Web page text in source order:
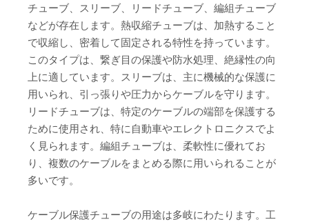
チューブ、スリーブ、リードチューブ、編組チューブ
などが存在します。熱収縮チューブは、加熱すること
で収縮し、密着して固定される特性を持っています。
このタイプは、繋ぎ目の保護や防水処理、絶縁性の向
上に適しています。スリーブは、主に機械的な保護に
用いられ、引っ張りや圧力からケーブルを守ります。
リードチューブは、特定のケーブルの端部を保護する
ために使用され、特に自動車やエレクトロニクスでよ
く見られます。編組チューブは、柔軟性に優れてお
り、複数のケーブルをまとめる際に用いられることが
多いです。
ケーブル保護チューブの用途は多岐にわたります。工